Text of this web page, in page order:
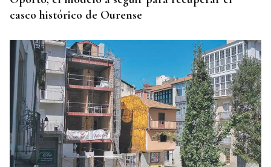
casco histórico de Ourense